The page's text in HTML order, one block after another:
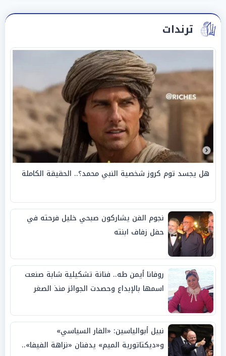
ترندات
هل يجسد توم كروز شخصية النبي محمد؟.. الحقيقة الكاملة
نجوم الفن يشاركون صبحي خليل فرحته في
حفل زفاف ابنته
روفانا أيمن طه.. فنانة تشكيلية شابة صنعت
اسمها بالإبداع وحصدت الجوائز منذ الصغر
نبيل أبوالياسين: «الفار السياسي»
و«ديكتاتورية الميم» يدفنان «نزاهة الفيفا»..